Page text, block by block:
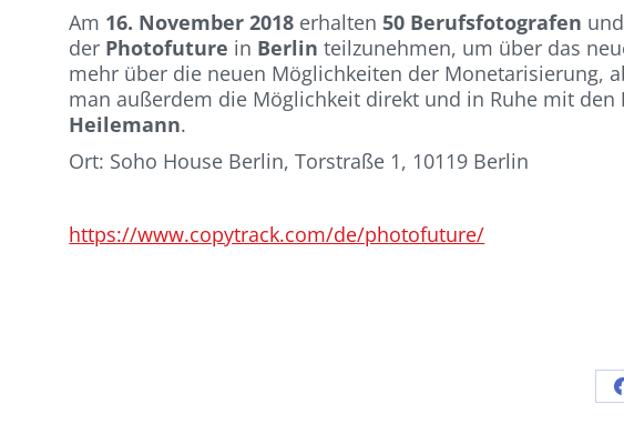
Am 16. November 2018 erhalten 50 Berufsfotografen
der Photofuture in Berlin teilzunehmen, um über das
mehr über die neuen Möglichkeiten der Monetarisierung,
man außerdem die Möglichkeit direkt und in Ruhe mit den
Heilemann.
Ort: Soho House Berlin, Torstraße 1, 10119 Berlin
https://www.copytrack.com/de/photofuture/